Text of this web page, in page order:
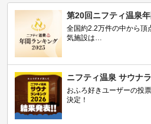
第20回ニフティ温泉
全国約2.2万件の中から頂
気施設は…
ニフティ温泉 サウナ
おふろ好きユーザーの投
決定！